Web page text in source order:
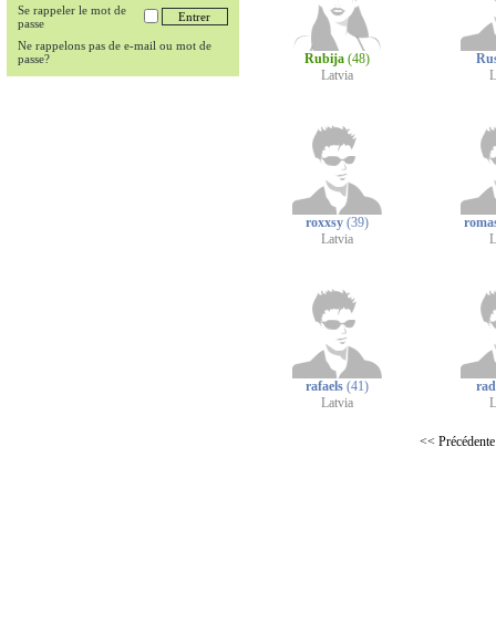
Se rappeler le mot de
passe
Ne rappelons pas de e-mail ou mot de
passe?
Rubija (48)
Latvia
roxxsy (39)
Latvia
rafaels (41)
Latvia
<< Précédente